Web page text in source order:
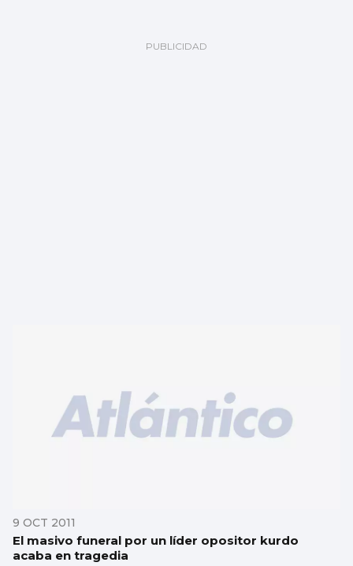
9 OCT 2011
El masivo funeral por un líder opositor kurdo
acaba en tragedia